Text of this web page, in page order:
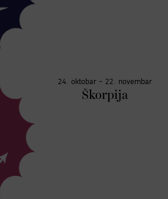
24. oktobar – 22. novembar
Škorpija